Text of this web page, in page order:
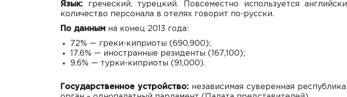
Язык: греческий, турецкий. Повсеместно используется
количество персонала в отелях говорит по-русски.
По данным на конец 2013 года:
72% — греки-киприоты (690,900);
17.6% — иностранные резиденты (167,100);
9.6% — турки-киприоты (91,000).
Государственное устройство: независимая суверенная